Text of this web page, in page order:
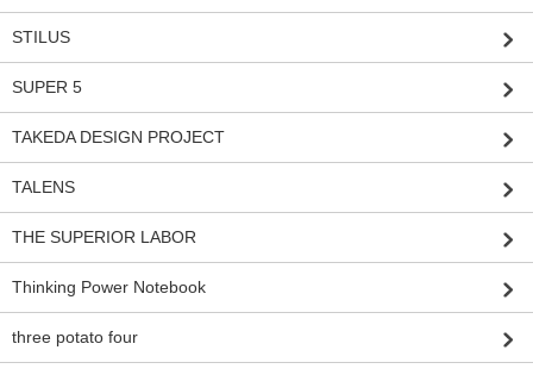
STILUS
SUPER 5
TAKEDA DESIGN PROJECT
TALENS
THE SUPERIOR LABOR
Thinking Power Notebook
three potato four